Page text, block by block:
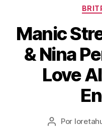
Manic
& Nina
Love
Autor
Por